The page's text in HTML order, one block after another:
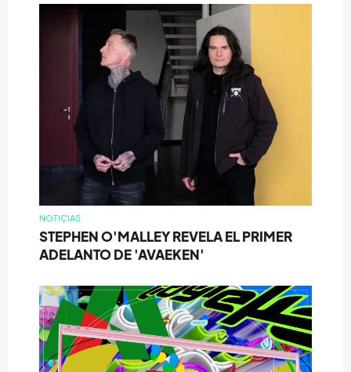
NOTICIAS
STEPHEN O'MALLEY REVELA EL PRIMER
ADELANTO DE 'AVAEKEN'